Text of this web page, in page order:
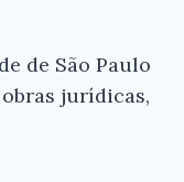
de São Paulo
jurídicas,